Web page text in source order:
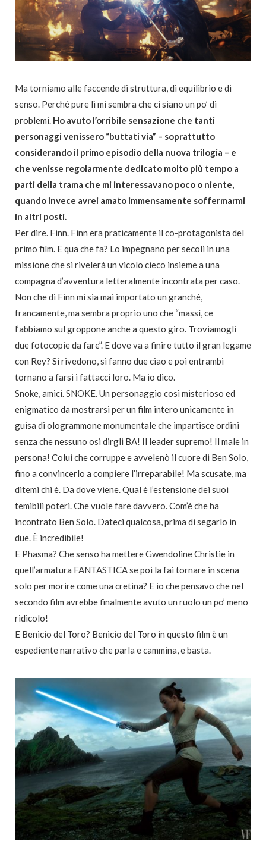
Ma torniamo alle faccende di struttura, di equilibrio e di
senso. Perché pure lì mi sembra che ci siano un po’ di
problemi. Ho avuto l’orribile sensazione che tanti
personaggi venissero “buttati via” – soprattutto
considerando il primo episodio della nuova trilogia – e
che venisse regolarmente dedicato molto più tempo a
parti della trama che mi interessavano poco o niente,
quando invece avrei amato immensamente soffermarmi
in altri posti.
Per dire. Finn. Finn era praticamente il co-protagonista del
primo film. E qua che fa? Lo impegnano per secoli in una
missione che si rivelerà un vicolo cieco insieme a una
compagna d’avventura letteralmente incontrata per caso.
Non che di Finn mi sia mai importato un granché,
francamente, ma sembra proprio uno che “massì, ce
l’abbiamo sul groppone anche a questo giro. Troviamogli
due fotocopie da fare”. E dove va a finire tutto il gran legame
con Rey? Si rivedono, si fanno due ciao e poi entrambi
tornano a farsi i fattacci loro. Ma io dico.
Snoke, amici. SNOKE. Un personaggio così misterioso ed
enigmatico da mostrarsi per un film intero unicamente in
guisa di ologrammone monumentale che impartisce ordini
senza che nessuno osi dirgli BA! Il leader supremo! Il male in
persona! Colui che corruppe e avvelenò il cuore di Ben Solo,
fino a convincerlo a compiere l’irreparabile! Ma scusate, ma
ditemi chi è. Da dove viene. Qual è l’estensione dei suoi
temibili poteri. Che vuole fare davvero. Com’è che ha
incontrato Ben Solo. Dateci qualcosa, prima di segarlo in
due. È incredibile!
E Phasma? Che senso ha mettere Gwendoline Christie in
quell’armatura FANTASTICA se poi la fai tornare in scena
solo per morire come una cretina? E io che pensavo che nel
secondo film avrebbe finalmente avuto un ruolo un po’ meno
ridicolo!
E Benicio del Toro? Benicio del Toro in questo film è un
espediente narrativo che parla e cammina, e basta.